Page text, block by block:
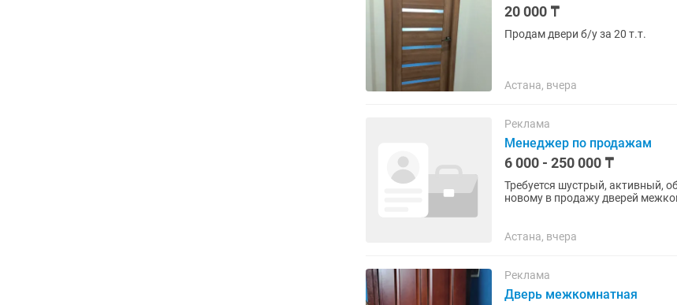
20 000 ₸
Продам двери б/у за 20 т.т.
Астана, вчера
Реклама
Менеджер по продажам
6 000 - 250 000 ₸
Требуется шустрый, активный,
новому в продажу дверей
Астана, вчера
Реклама
Дверь межкомнатная